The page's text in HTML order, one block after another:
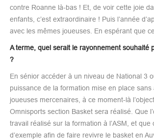
contre Roanne là-bas ! Et, de voir cette joie
enfants, c’est extraordinaire ! Puis l’année
avec les mêmes joueuses. En espérant que
A terme, quel serait le rayonnement souhaité
?
En sénior accéder à un niveau de National 3
puissance de la formation mise en place
joueuses mercenaires, à ce moment-là
Omnisports section Basket sera réalisé. Que
travail réalisé sur la formation à l’ASM, et que
d’exemple afin de faire revivre le basket en